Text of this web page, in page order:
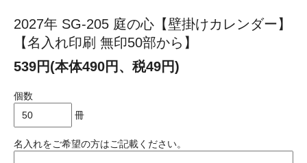
2027年 SG-205 庭の心【壁掛けカレンダー】
【名入れ印刷 無印50部から】
539円(本体490円、税49円)
個数
冊
名入れをご希望の方はご記載ください。